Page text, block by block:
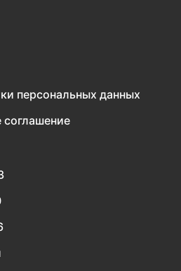
персональных данных
соглашение